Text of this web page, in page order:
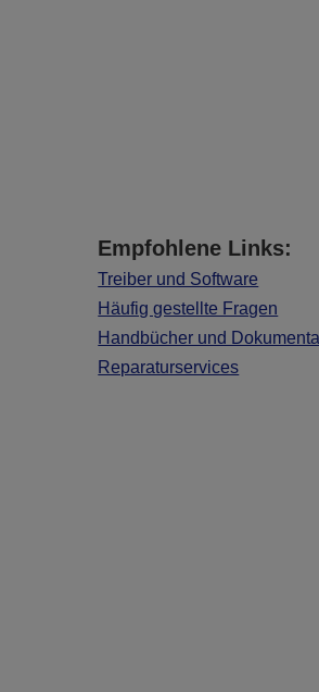
Empfohlene Links:
Treiber und Software
Häufig gestellte Fragen
Handbücher und
Reparaturservices